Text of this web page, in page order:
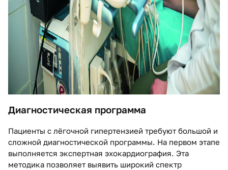
Диагностическая программа
Пациенты с лёгочной гипертензией требуют большой и
сложной диагностической программы. На первом этапе
выполняется экспертная эхокардиография. Эта
методика позволяет выявить широкий спектр